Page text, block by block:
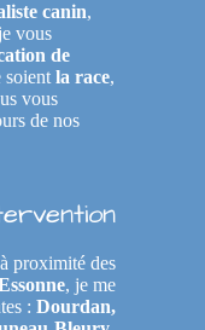
canin,
vous
de
soient la race,
vous
de nos
proximité des
, je me
:Dourdan,